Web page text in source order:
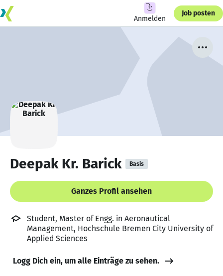
Anmelden
Job posten
Deepak Kr. Barick Basis
Ganzes Profil ansehen
Student, Master of Engg. in Aeronautical
Management, Hochschule Bremen City University of
Applied Sciences
Logg Dich ein, um alle Einträge zu sehen.